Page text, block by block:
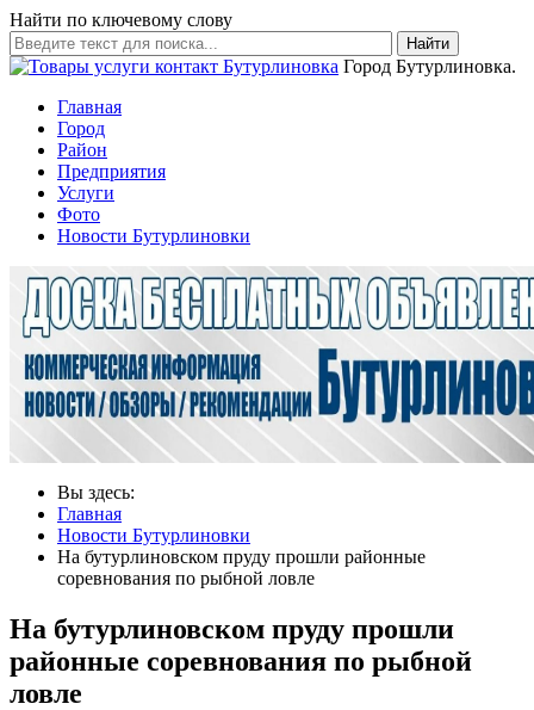
Найти по ключевому слову
Найти
Город Бутурлиновка.
Главная
Город
Район
Предприятия
Услуги
Фото
Новости Бутурлиновки
Вы здесь:
Главная
Новости Бутурлиновки
На бутурлиновском пруду прошли районные
соревнования по рыбной ловле
На бутурлиновском пруду прошли
районные соревнования по рыбной
ловле